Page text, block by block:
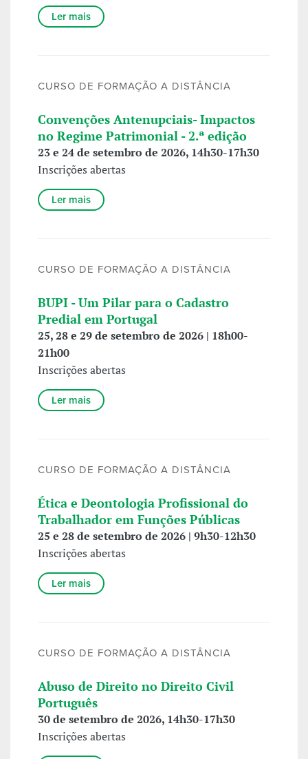
Ler mais
CURSO DE FORMAÇÃO A DISTÂNCIA
Convenções Antenupciais- Impactos
no Regime Patrimonial - 2.ª edição
23 e 24 de setembro de 2026, 14h30-17h30
Inscrições abertas
Ler mais
CURSO DE FORMAÇÃO A DISTÂNCIA
BUPI - Um Pilar para o Cadastro
Predial em Portugal
25, 28 e 29 de setembro de 2026 | 18h00-
21h00
Inscrições abertas
Ler mais
CURSO DE FORMAÇÃO A DISTÂNCIA
Ética e Deontologia Profissional do
Trabalhador em Funções Públicas
25 e 28 de setembro de 2026 | 9h30-12h30
Inscrições abertas
Ler mais
CURSO DE FORMAÇÃO A DISTÂNCIA
Abuso de Direito no Direito Civil
Português
30 de setembro de 2026, 14h30-17h30
Inscrições abertas